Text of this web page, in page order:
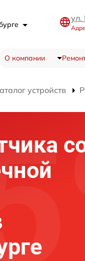
О компании
устройств